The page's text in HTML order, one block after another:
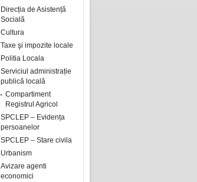
Direcția de Asistență
Socială
Cultura
Taxe şi impozite locale
Politia Locala
Serviciul administrație
publică locală
Compartiment
Registrul Agricol
SPCLEP – Evidența
persoanelor
SPCLEP – Stare civila
Urbanism
Avizare agenti
economici